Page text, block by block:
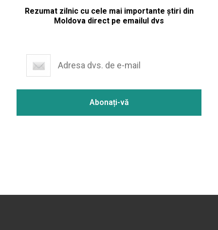
Rezumat zilnic cu cele mai importante știri din
Moldova direct pe emailul dvs